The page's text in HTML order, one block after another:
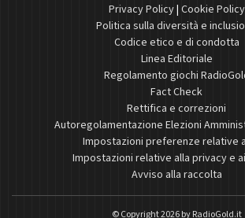
Privacy Policy| Cookie Policy
Politica sulla diversità e
Codice etico e di condotta
Linea Editoriale
Regolamento giochi
Fact Check
Rettifica e correzioni
Autoregolamentazione Elezioni
Impostazioni preferenze relative
Impostazioni relative alla privacy e
Avviso alla raccolta
© Copyright 2026 byRadioGold.it